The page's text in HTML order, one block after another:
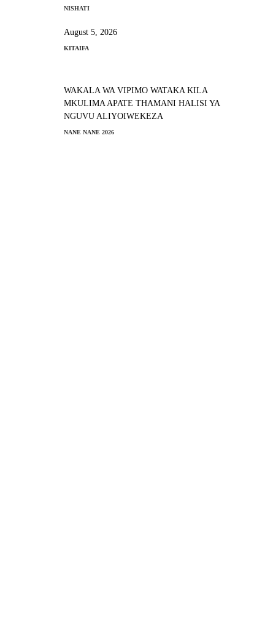
NISHATI
August 5, 2026
KITAIFA
WAKALA WA VIPIMO WATAKA KILA
MKULIMA APATE THAMANI HALISI YA
NGUVU ALIYOIWEKEZA
NANE NANE 2026